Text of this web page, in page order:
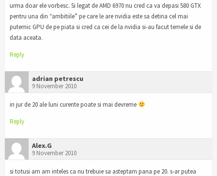
urma doar ele vorbesc. Si legat de AMD 6970 nu cred ca va depasi 580 GTX
pentru una din “ambitiile” pe care le are nvidia este sa detina cel mai
puternic GPU de pe piata si cred ca cei de la nvidia si-au facut temele si de
data aceata.
Reply
adrian petrescu
9 November 2010
in jur de 20 ale luni curente poate si mai devreme
Reply
Alex.G
9 November 2010
si totusi am am inteles ca nu trebuie sa asteptam pana pe 20. s-ar putea